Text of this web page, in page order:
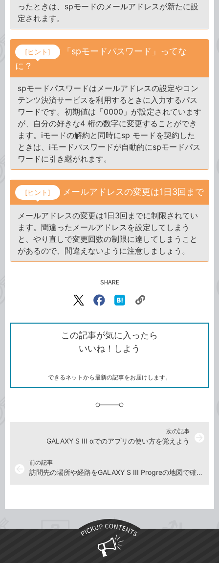
ったときは、spモードのメールアドレスが新たに設
定されます。
[ヒント]
「spモードパスワード」ってな
に？
spモードパスワードはメールアドレスの設定やコン
テンツ決済サービスを利用するときに入力するパス
ワードです。初期値は「0000」が設定されています
が、自分の好きな4 桁の数字に変更することができ
ます。iモードの解約と同時にsp モードを契約した
ときは、iモードパスワードが自動的にspモードパス
ワードに引き継がれます。
[ヒント] メールアドレスの変更は1日3回まで
メールアドレスの変更は1日3回までに制限されてい
ます。間違ったメールアドレスを設定してしまう
と、やり直しで変更回数の制限に達してしまうこと
があるので、間違えないように注意しましょう。
SHARE
X（旧
で
シ
ェ
ア
Facebook
シ
ェ
ア
な
ブ
ッ
ク
ク
ク
を
コ
この記事が気に入ったら
いいね！しよう
できるネットから最新の記事をお届けします。
前の記事
訪問先の場所や経路をGALAXY S III Progreの地図で確認するには
次の記事
GALAXY S III αでのアプリの使い方を覚えよう